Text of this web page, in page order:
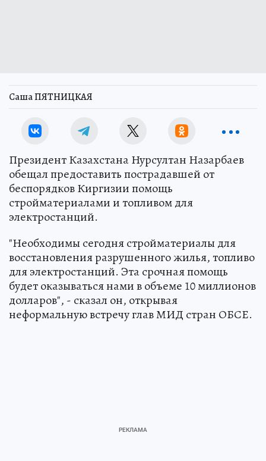
Саша ПЯТНИЦКАЯ
Президент Казахстана Нурсултан Назарбаев
обещал предоставить пострадавшей от
беспорядков Киргизии помощь
стройматериалами и топливом для
электростанций.
"Необходимы сегодня стройматериалы для
восстановления разрушенного жилья, топливо
для электростанций. Эта срочная помощь
будет оказываться нами в объеме 10 миллионов
долларов", - сказал он, открывая
неформальную встречу глав МИД стран ОБСЕ.